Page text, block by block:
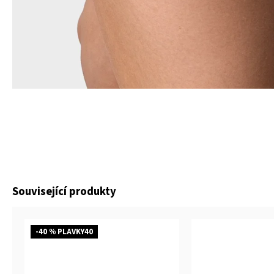
Související produkty
-40 % PLAVKY40